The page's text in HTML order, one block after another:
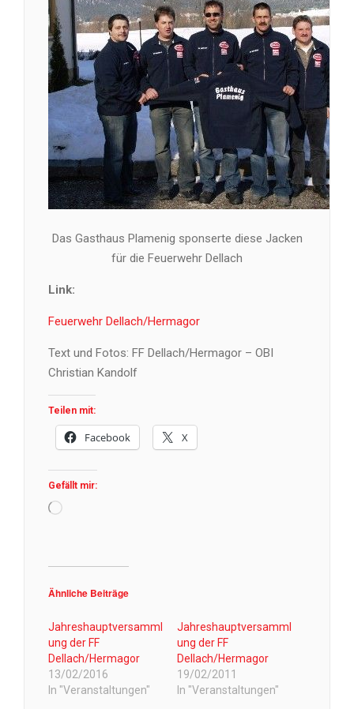
Das Gasthaus Plamenig sponserte diese Jacken
für die Feuerwehr Dellach
Link:
Feuerwehr Dellach/Hermagor
Text und Fotos: FF Dellach/Hermagor – OBI
Christian Kandolf
Teilen mit:
Facebook X
Gefällt mir:
Wird
Ähnliche Beiträge
Jahreshauptversamml
ung der FF
Dellach/Hermagor
13/02/2016
In "Veranstaltungen"
Jahreshauptversamml
ung der FF
Dellach/Hermagor
19/02/2011
In "Veranstaltungen"